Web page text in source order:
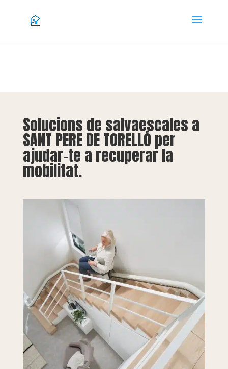
Solucions de salvaescales a
SANT PERE DE TORELLÓ per
ajudar-te a recuperar la
mobilitat.